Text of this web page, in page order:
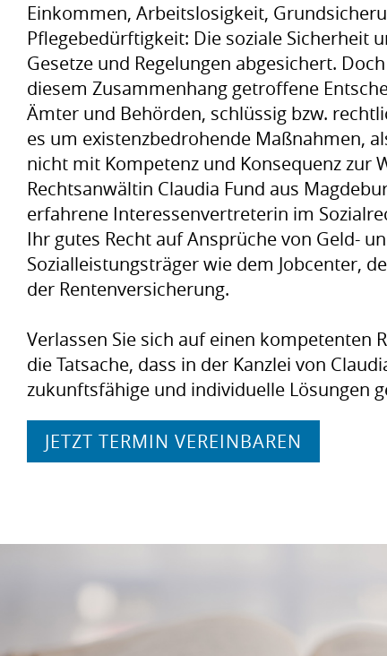
Einkommen, Arbeitslosigkeit,
Pflegebedürftigkeit: Die soziale Sicherheit
Gesetze und Regelungen abgesichert.
diesem Zusammenhang getroffene
Ämter und Behörden, schlüssig bzw.
es um existenzbedrohende Maßnahmen,
nicht mit Kompetenz und Konsequenz zur
Rechtsanwältin Claudia Fund aus
erfahrene Interessenvertreterin im
Ihr gutes Recht auf Ansprüche von Geld-
Sozialleistungsträger wie dem Jobcenter,
der Rentenversicherung.
Verlassen Sie sich auf einen kompetenten
die Tatsache, dass in der Kanzlei von
zukunftsfähige und individuelle Lösungen
JETZT TERMIN VEREINBAREN